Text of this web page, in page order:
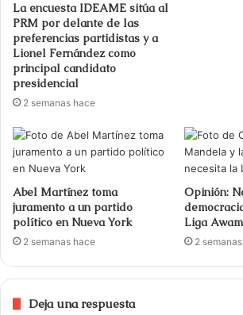
La encuesta IDEAME sitúa al
PRM por delante de las
preferencias partidistas y a
Lionel Fernández como
principal candidato
presidencial
2 semanas hace
Abel Martínez toma
juramento a un partido
político en Nueva York
2 semanas hace
Opinión:
Liga
2
Deja una respuesta